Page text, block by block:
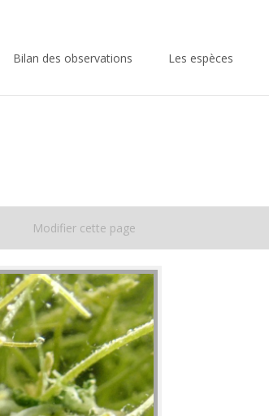
Bilan des observations Les espèces
Modifier cette page